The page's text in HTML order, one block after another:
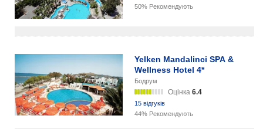
50% Рекомендують
Yelken Mandalinci SPA &
Wellness Hotel 4*
Бодрум
Оцінка 6.4
15 відгуків
44% Рекомендують